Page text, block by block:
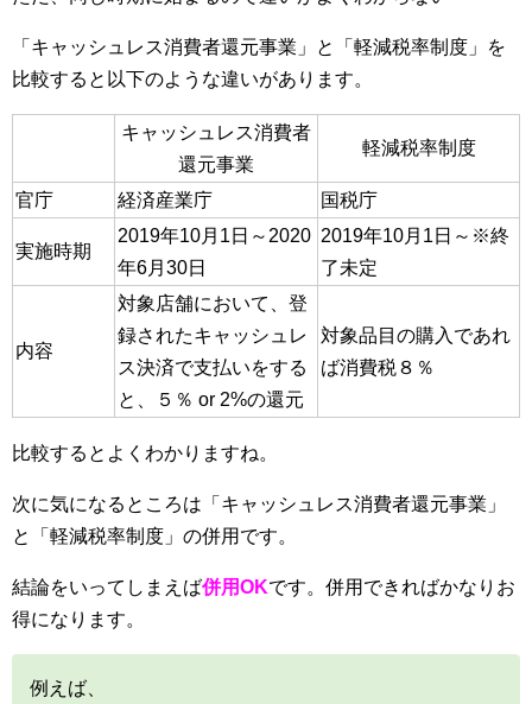
「キャッシュレス消費者還元事業」と「軽減税率制度」を
比較すると以下のような違いがあります。
キャッシュレス消費者
還元事業
軽減税率制度
官庁 経済産業庁 国税庁
実施時期
2019年10月1日～2020
年6月30日
2019年10月1日～※終
了未定
内容
対象店舗において、登
録されたキャッシュレ
ス決済で支払いをする
と、５％ or 2%の還元
対象品目の購入であれ
ば消費税８％
比較するとよくわかりますね。
次に気になるところは「キャッシュレス消費者還元事業」
と「軽減税率制度」の併用です。
結論をいってしまえば併用OKです。併用できればかなりお
得になります。
例えば、